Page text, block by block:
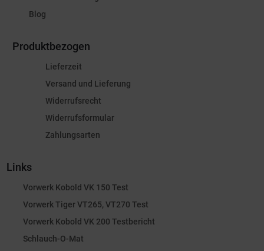
Blog
Produktbezogen
Lieferzeit
Versand und Lieferung
Widerrufsrecht
Widerrufsformular
Zahlungsarten
Links
Vorwerk Kobold VK 150 Test
Vorwerk Tiger VT265, VT270 Test
Vorwerk Kobold VK 200 Testbericht
Schlauch-O-Mat